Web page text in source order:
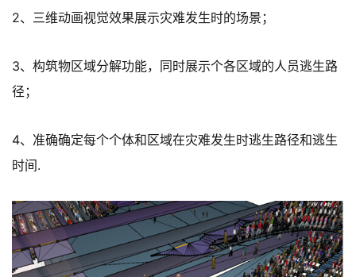
2、三维动画视觉效果展示灾难发生时的场景；
3、构筑物区域分解功能，同时展示个各区域的人员逃生路
径；
4、准确确定每个个体和区域在灾难发生时逃生路径和逃生
时间.